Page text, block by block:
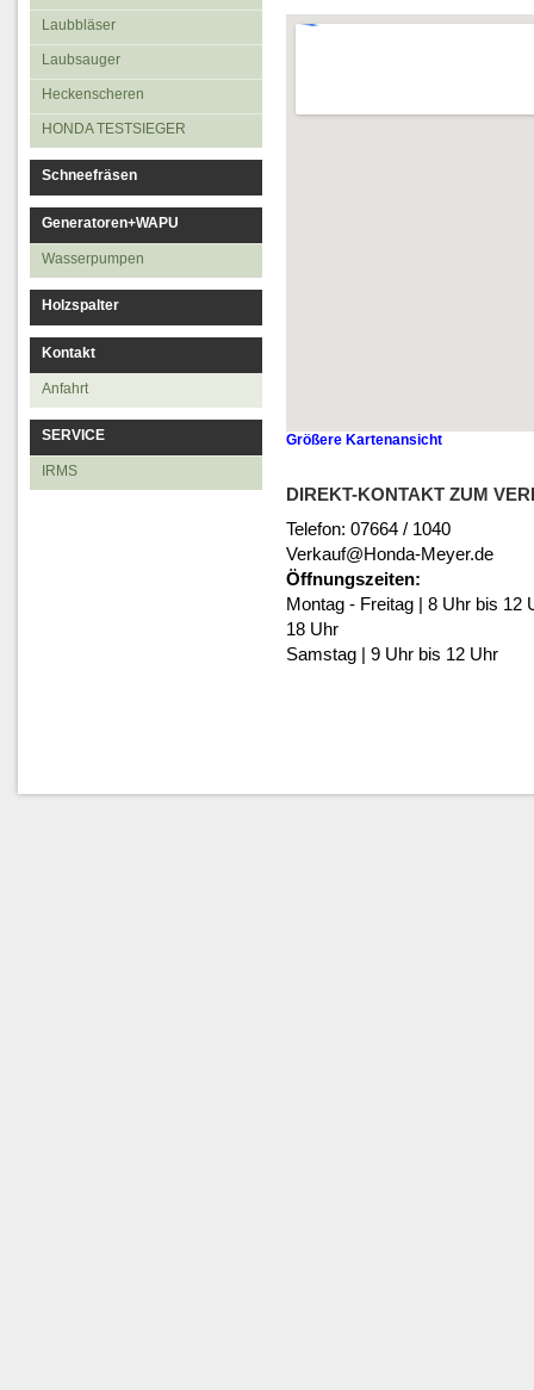
Laubbläser
Laubsauger
Heckenscheren
HONDA TESTSIEGER
Schneefräsen
Generatoren+WAPU
Wasserpumpen
Holzspalter
Kontakt
Anfahrt
SERVICE
IRMS
Größere Kartenansicht
DIREKT-KONTAKT ZUM
Telefon: 07664 / 1040
Verkauf@Honda-Meyer.de
Öffnungszeiten:
Montag - Freitag | 8 Uhr bis 12
18 Uhr
Samstag | 9 Uhr bis 12 Uhr